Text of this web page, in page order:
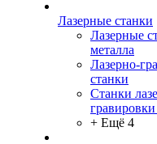
Лазерные станки
Лазерные
металла
Лазерно-
станки
Станки
+ Ещё 4